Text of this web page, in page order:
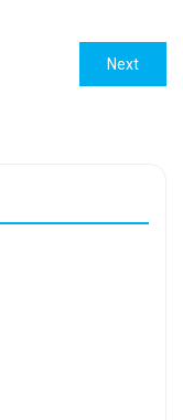
NextNext
post: